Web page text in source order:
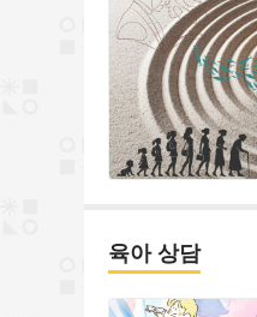
육아 상담